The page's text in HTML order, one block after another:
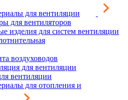
для вентиляции
для вентиляторов
изделия для систем вентиляции
воздуховодов
для вентиляции
вентиляции
для отопления и